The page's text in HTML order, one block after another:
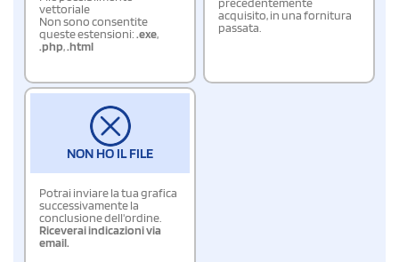
vettoriale
Non sono consentite
queste estensioni:.exe,
.php,.html
precedentemente
acquisito, in una fornitura
passata.
NON HO IL FILE
Potrai inviare la tua grafica
successivamente la
conclusione dell'ordine.
Riceverai indicazioni via
email.